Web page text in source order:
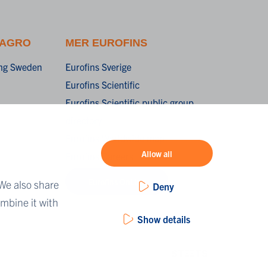
also share
it with
Allow all
Deny
Show details
Sweden
MER EUROFINS
Eurofins Sverige
Eurofins Scientific
Eurofins Scientific public group
Eurofins Worldwide map
Eurofins Careers
Eurofins OnLine